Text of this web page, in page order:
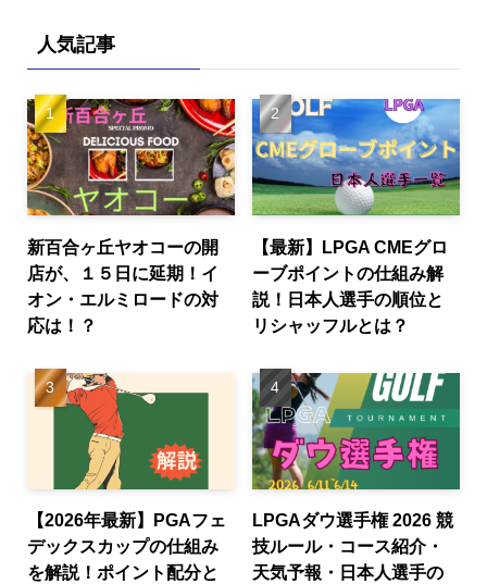
人気記事
新百合ヶ丘ヤオコーの開
店が、１５日に延期！イ
オン・エルミロードの対
応は！？
【最新】LPGA CMEグロ
ーブポイントの仕組み解
説！日本人選手の順位と
リシャッフルとは？
【2026年最新】PGAフェ
デックスカップの仕組み
を解説！ポイント配分と
LPGAダウ選手権 2026 競
技ルール・コース紹介・
天気予報・日本人選手の